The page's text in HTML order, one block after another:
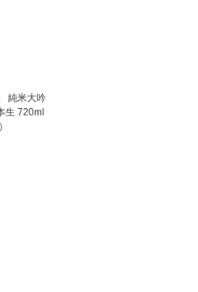
純米大吟
生 720ml